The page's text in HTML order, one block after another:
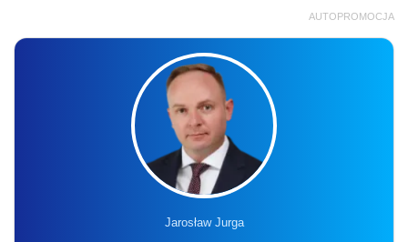
AUTOPROMOCJA
Jarosław Jurga